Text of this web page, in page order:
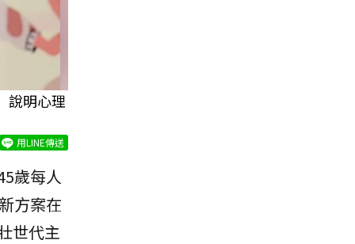
說明心理
用LINE傳送
歲每人
方案在
世代主